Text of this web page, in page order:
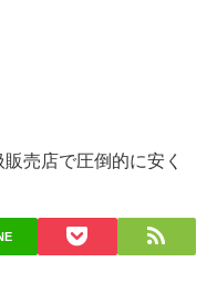
売店で圧倒的に安く